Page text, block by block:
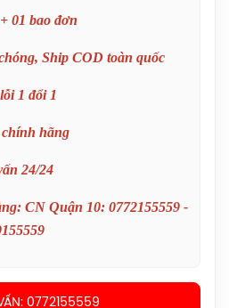
01 bao đơn
Ship COD toàn quốc
1 đổi 1
chính hãng
24/24
CN Quận 10: 0772155559 -
0772155559
Lông Victor VBS 66 Chính